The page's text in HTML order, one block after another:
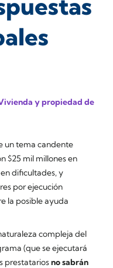
y propiedad de
un tema candente
$25 mil millones en
dificultades, y
por ejecución
la posible ayuda
compleja del
(que se ejecutará
prestatariosno sabrán